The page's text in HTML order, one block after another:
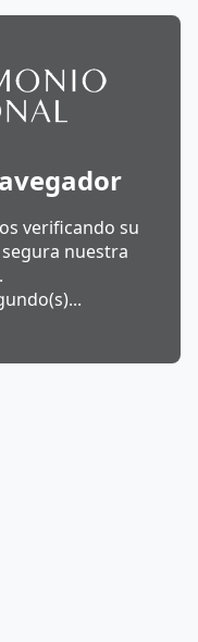
verificando su
nuestra